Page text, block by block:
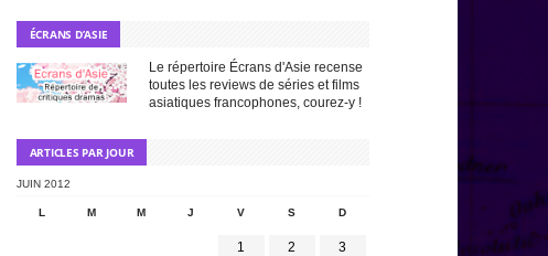
ÉCRANS D’ASIE
Le répertoire Écrans d'Asie recense
toutes les reviews de séries et films
asiatiques francophones, courez-y !
ARTICLES PAR JOUR
JUIN 2012
L M M J V S D
1 2
3